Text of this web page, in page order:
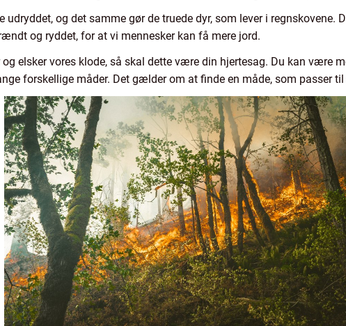
udryddet, og det samme gør de truede dyr, som lever i regnskovene.
og ryddet, for at vi mennesker kan få mere jord.
og elsker vores klode, så skal dette være din hjertesag. Du kan være
forskellige måder. Det gælder om at finde en måde, som passer